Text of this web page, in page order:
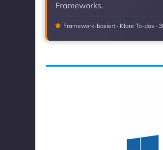
Frameworks.
Framework-basiert · Klare To-dos ·